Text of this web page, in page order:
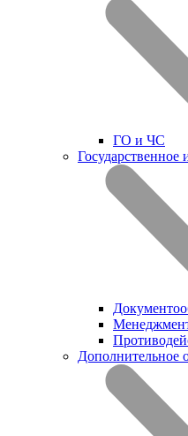
ГО и ЧС
Дополнительное